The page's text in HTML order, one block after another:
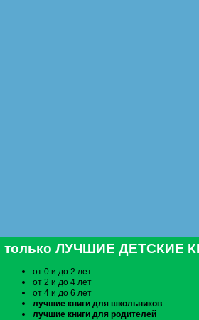
только ЛУЧШИЕ ДЕТСКИЕ
от 0 и до 2 лет
от 2 и до 4 лет
от 4 и до 6 лет
лучшие книги для школьников
лучшие книги для родителей